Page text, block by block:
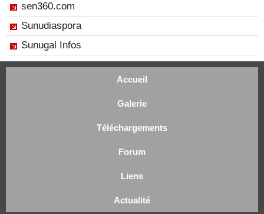
sen360.com
Sunudiaspora
Sunugal Infos
Accueil
Galerie
Téléchargements
Forum
Liens
Actualité